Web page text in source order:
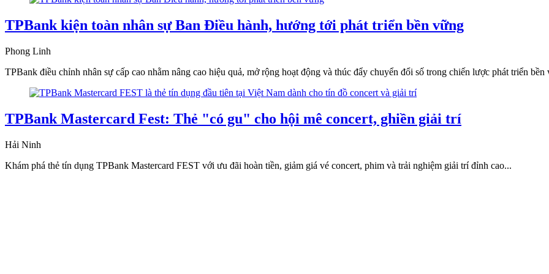
TPBank kiện toàn nhân sự Ban Điều hành, hướng tới phát triển bền vững
Phong Linh
TPBank điều chỉnh nhân sự cấp cao nhằm nâng cao hiệu quả, mở rộng hoạt động và thúc đẩy chuyển đổi số trong chiến lược phát triển bền
TPBank Mastercard Fest: Thẻ "có gu" cho hội mê concert, ghiền giải trí
Hải Ninh
Khám phá thẻ tín dụng TPBank Mastercard FEST với ưu đãi hoàn tiền, giảm giá vé concert, phim và trải nghiệm giải trí đỉnh cao...